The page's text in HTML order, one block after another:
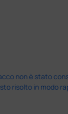
non è stato
risolto in modo